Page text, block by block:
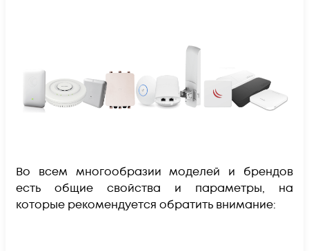
Во всем многообразии моделей и брендов
есть общие свойства и параметры, на
которые рекомендуется обратить внимание: